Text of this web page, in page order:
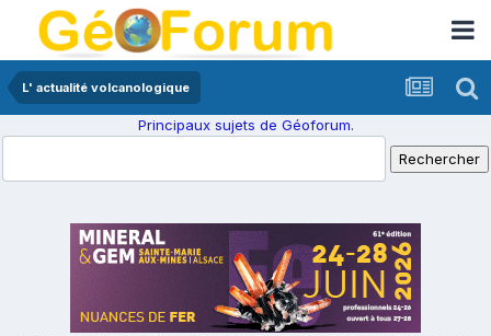
L' actualité volcanologique
Principaux sujets de Géoforum.